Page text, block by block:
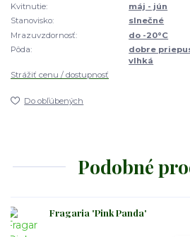
Kvitnutie:
máj - jún
Stanovisko:
slnečné
Mrazuvzdornosť:
do -20°C
Pôda:
dobre
vlhká
Strážiť cenu / dostupnosť
Do obľúbených
Podobné
Fragaria 'Pink Panda'